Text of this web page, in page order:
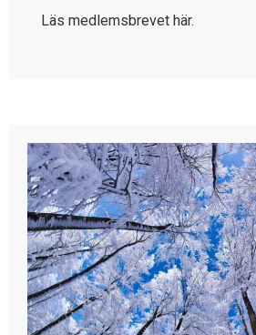
Läs medlemsbrevet här.